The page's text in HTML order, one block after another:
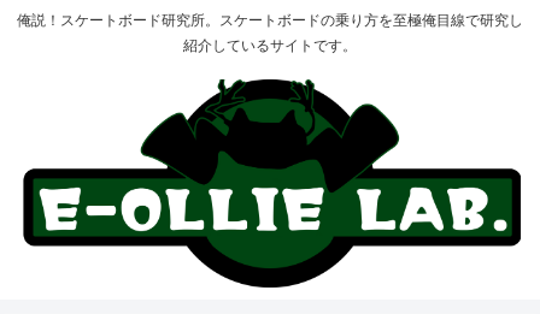
俺説！スケートボード研究所。スケートボードの乗り方を至極俺目線で研究し
紹介しているサイトです。